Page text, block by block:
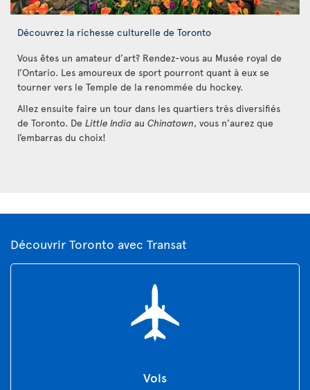
Découvrez la richesse culturelle de Toronto
Vous êtes un amateur d’art? Rendez-vous au Musée royal de
l’Ontario. Les amoureux de sport pourront quant à eux se
tourner vers le Temple de la renommée du hockey.
Allez ensuite faire un tour dans les quartiers très diversifiés
de Toronto. De Little India au Chinatown, vous n’aurez que
l’embarras du choix!
Découvrir Toronto avec Transat
Vols